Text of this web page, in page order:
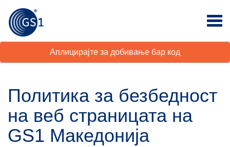
Аплицирајте за добивање бар код
Политика за безбедност
на веб страницата на
GS1 Македонија